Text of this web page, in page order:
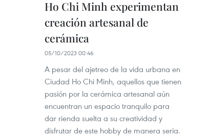
Ho Chi Minh experimentan
creación artesanal de
cerámica
05/10/2023 00:46
A pesar del ajetreo de la vida urbana en
Ciudad Ho Chi Minh, aquellos que tienen
pasión por la cerámica artesanal aún
encuentran un espacio tranquilo para
dar rienda suelta a su creatividad y
disfrutar de este hobby de manera seria.